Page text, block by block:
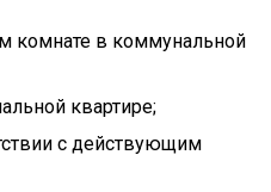
комнате в коммунальной
квартире;
с действующим